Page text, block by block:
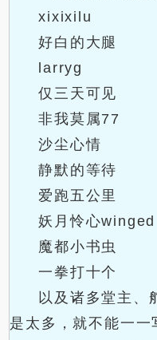
xixixilu
好白的大腿
larryg
仅三天可见
非我莫属77
沙尘心情
静默的等待
爱跑五公里
妖月怜心winged
魔都小书虫
一拳打十个
以及诸多堂主、
是太多，就不能一一